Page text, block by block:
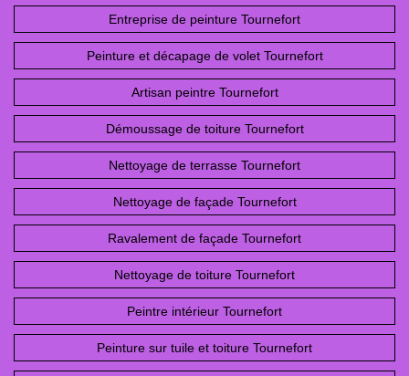
Entreprise de peinture Tournefort
Peinture et décapage de volet Tournefort
Artisan peintre Tournefort
Démoussage de toiture Tournefort
Nettoyage de terrasse Tournefort
Nettoyage de façade Tournefort
Ravalement de façade Tournefort
Nettoyage de toiture Tournefort
Peintre intérieur Tournefort
Peinture sur tuile et toiture Tournefort